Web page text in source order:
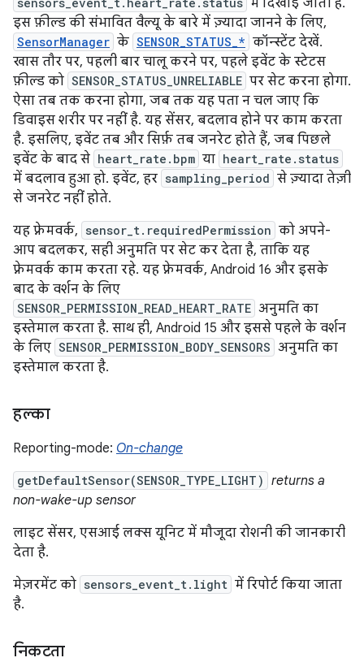
इस फ़ील्ड की संभावित वैल्यू के बारे में ज़्यादा जानने के लिए,
SensorManager के SENSOR_STATUS_* कॉन्स्टेंट देखें.
खास तौर पर, पहली बार चालू करने पर, पहले इवेंट के स्टेटस
फ़ील्ड को SENSOR_STATUS_UNRELIABLE पर सेट करना होगा.
ऐसा तब तक करना होगा, जब तक यह पता न चल जाए कि
डिवाइस शरीर पर नहीं है. यह सेंसर, बदलाव होने पर काम करता
है. इसलिए, इवेंट तब और सिर्फ़ तब जनरेट होते हैं, जब पिछले
इवेंट के बाद से heart_rate.bpm या heart_rate.status
में बदलाव हुआ हो. इवेंट, हर sampling_period से ज़्यादा तेज़ी
से जनरेट नहीं होते.
यह फ़्रेमवर्क, sensor_t.requiredPermission को अपने-
आप बदलकर, सही अनुमति पर सेट कर देता है, ताकि यह
फ़्रेमवर्क काम करता रहे. यह फ़्रेमवर्क, Android 16 और इसके
बाद के वर्शन के लिए
SENSOR_PERMISSION_READ_HEART_RATE अनुमति का
इस्तेमाल करता है. साथ ही, Android 15 और इससे पहले के वर्शन
के लिए SENSOR_PERMISSION_BODY_SENSORS अनुमति का
इस्तेमाल करता है.
हल्का
Reporting-mode: On-change
getDefaultSensor(SENSOR_TYPE_LIGHT) returns a
non-wake-up sensor
लाइट सेंसर, एसआई लक्स यूनिट में मौजूदा रोशनी की जानकारी
देता है.
मेज़रमेंट को sensors_event_t.light में रिपोर्ट किया जाता
है.
निकटता